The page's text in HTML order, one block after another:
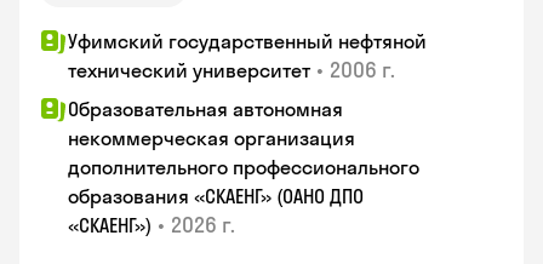
Уфимский государственный нефтяной
технический университет • 2006 г.
Образовательная автономная
некоммерческая организация
дополнительного профессионального
образования «СКАЕНГ» (ОАНО ДПО
«СКАЕНГ») • 2026 г.